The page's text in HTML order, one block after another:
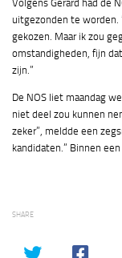
Volgens Gerard had de
uitgezonden te worden.
gekozen. Maar ik zou
omstandigheden, fijn
zijn.”
De NOS liet maandag
niet deel zou kunnen
zeker”, meldde een
kandidaten.” Binnen
SHARE